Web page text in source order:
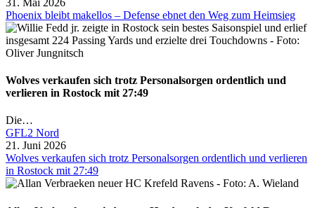
Phoenix bleibt makellos – Defense ebnet den Weg zum Heimsieg
Wolves verkaufen sich trotz Personalsorgen ordentlich und
verlieren in Rostock mit 27:49
Die…
GFL2 Nord
21. Juni 2026
Wolves verkaufen sich trotz Personalsorgen ordentlich und verlieren
in Rostock mit 27:49